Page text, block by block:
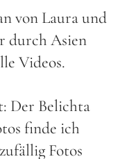
von Laura und
durch Asien
Videos.
Der Belichta
finde ich
Fotos